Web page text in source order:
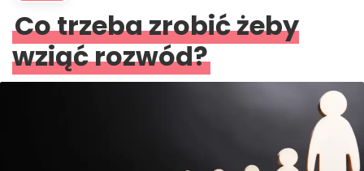
Co trzeba zrobić żeby
wziąć rozwód?